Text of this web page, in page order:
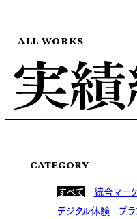
ALL WORKS
CATEGORY
すべて
統合マー
デジタル体験
ブ